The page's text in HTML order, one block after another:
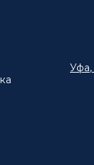
Уфа,